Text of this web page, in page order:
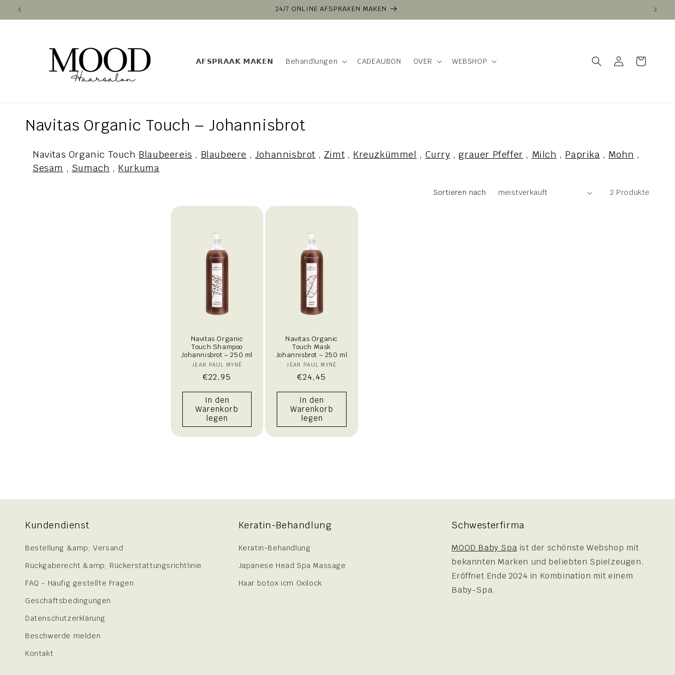
zum
Inhalt
24/7 ONLINE AFSPRAKEN MAKEN
𝗔𝗙𝗦𝗣𝗥𝗔𝗔𝗞 𝗠𝗔𝗞𝗘𝗡 Behandlungen CADEAUBON OVER WEBSHOP EinloggenWarenkorb
K
Navitas Organic Touch – Johannisbrot
Navitas Organic Touch Blaubeereis , Blaubeere , Johannisbrot , Zimt , Kreuzkümmel , Curry ,grauer Pfeffer , Milch , Paprika , Mohn ,
Sesam , Sumach , Kurkuma
Sortieren nach: 2 Produkte
Navitas Organic
Touch Shampoo
Johannisbrot – 250 ml
Anbieter:
JEAN PAUL MYNÈ
Normaler
Preis
€22,95
In den
Warenkorb
legen
Navitas Organic
Touch Mask
Johannisbrot – 250 ml
Anbieter:
JEAN PAUL MYNÈ
Normaler
Preis
€24,45
In den
Warenkorb
legen
Kundendienst
Bestellung &amp; Versand
Rückgaberecht &amp; Rückerstattungsrichtlinie
FAQ - Häufig gestellte Fragen
Geschäftsbedingungen
Datenschutzerklärung
Beschwerde melden
Kontakt
Keratin-Behandlung
Keratin-Behandlung
Japanese Head Spa Massage
Haar botox icm Oxilock
Schwesterfirma
MOOD Baby Spa ist der schönste Webshop mit
bekannten Marken und beliebten Spielzeugen.
Eröffnet Ende 2024 in Kombination mit einem
Baby-Spa.